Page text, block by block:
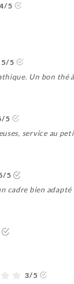
4/5
5/5
Un bon thé
5
service au
5
cadre bien adapté
3/5